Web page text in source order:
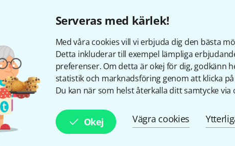
Serveras med kärlek!
Med våra cookies vill vi erbjuda dig den bästa
Detta inkluderar till exempel lämpliga
preferenser. Om detta är okej för dig, godkänn
statistik och marknadsföring genom att klicka på
Du kan när som helst återkalla ditt samtycke
Okej Vägra cookies
frekvenser som stöds av detta trådlösa system och de länder